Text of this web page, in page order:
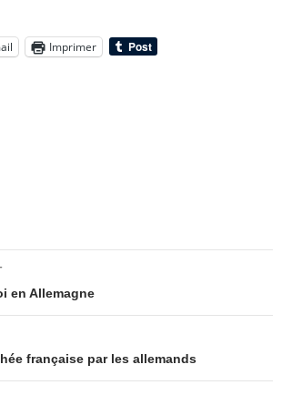
Imprimer
en Allemagne
française par les allemands